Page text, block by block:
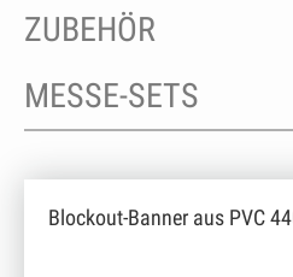
ZUBEHÖR
MESSE-SETS
Blockout-Banner aus PVC